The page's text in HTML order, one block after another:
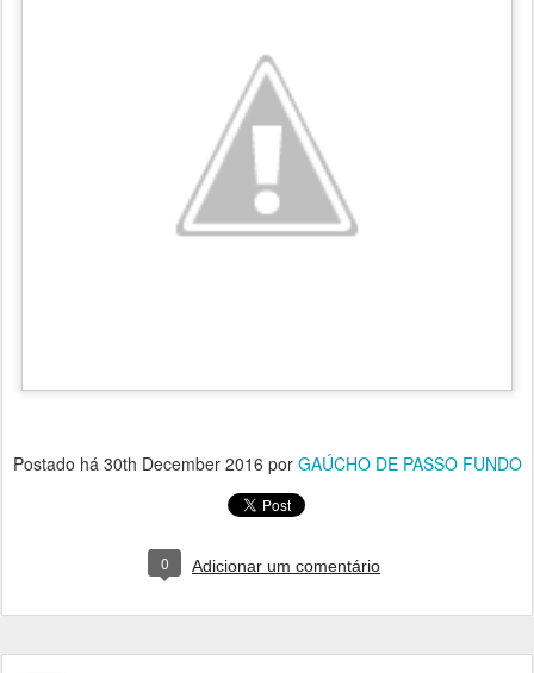
Postado há 30th December 2016 por GAÚCHO DE PASSO FUNDO
0 Adicionar um comentário